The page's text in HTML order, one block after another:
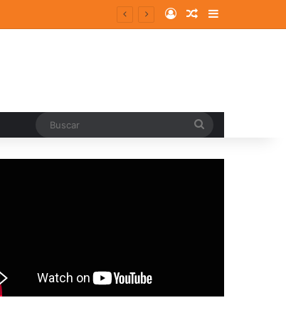
Log InRandom Article
Sidebar